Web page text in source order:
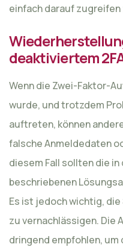
einfach darauf zugreifen
deaktiviertem
Wenn die Zwei-Faktor-
wurde, und trotzdem
auftreten, können
falsche Anmeldedaten
diesem Fall sollten die
beschriebenen
Es ist jedoch wichtig,
zu vernachlässigen. Die
dringend empfohlen,